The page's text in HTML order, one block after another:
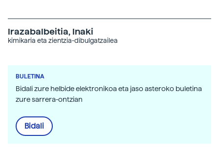
Irazabalbeitia, Inaki
kimikaria eta zientzia-dibulgatzailea
BULETINA
Bidali zure helbide elektronikoa eta jaso asteroko buletina
zure sarrera-ontzian
Bidali